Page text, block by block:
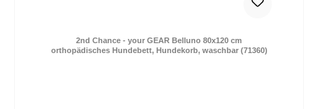
2nd Chance - your GEAR Belluno 80x120 cm
orthopädisches Hundebett, Hundekorb, waschbar (71360)